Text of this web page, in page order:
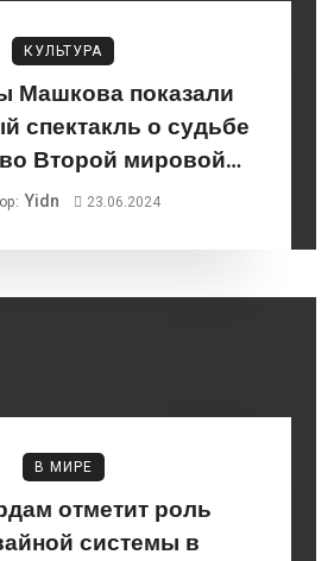
КУЛЬТУРА
Машкова показали
спектакль о судьбе
Второй мировой
войне
Yidn 23.06.2024
В МИРЕ
отметит роль
системы в